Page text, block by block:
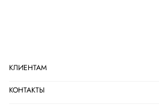
КЛИЕНТАМ
КОНТАКТЫ